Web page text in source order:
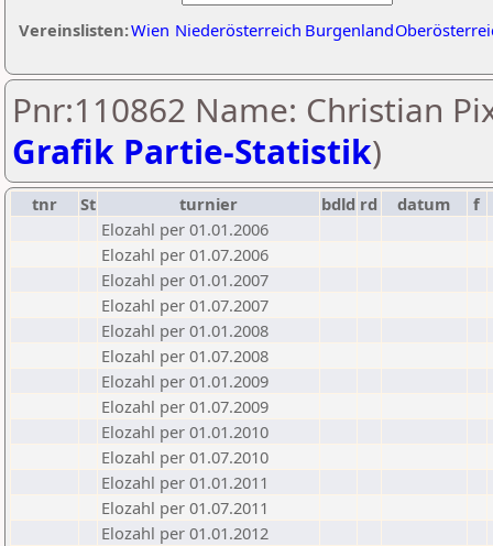
Vereinslisten:Wien Niederösterreich Burgenland
Pnr:110862 Name: Christian
Grafik Partie-Statistik)
tnr St turnier bdld rd datum
f
Elozahl per 01.01.2006
Elozahl per 01.07.2006
Elozahl per 01.01.2007
Elozahl per 01.07.2007
Elozahl per 01.01.2008
Elozahl per 01.07.2008
Elozahl per 01.01.2009
Elozahl per 01.07.2009
Elozahl per 01.01.2010
Elozahl per 01.07.2010
Elozahl per 01.01.2011
Elozahl per 01.07.2011
Elozahl per 01.01.2012